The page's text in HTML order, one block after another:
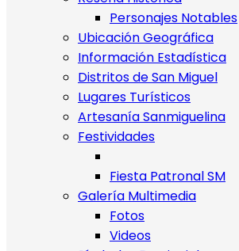
Personajes Notables
Ubicación Geográfica
Información Estadística
Distritos de San Miguel
Lugares Turísticos
Artesanía Sanmiguelina
Festividades
Fiesta Patronal SM
Galería Multimedia
Fotos
Videos